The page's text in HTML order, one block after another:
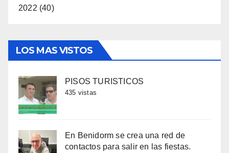
2022 (40)
LOS MAS VISTOS
PISOS TURISTICOS
435 vistas
En Benidorm se crea una red de
contactos para salir en las fiestas.